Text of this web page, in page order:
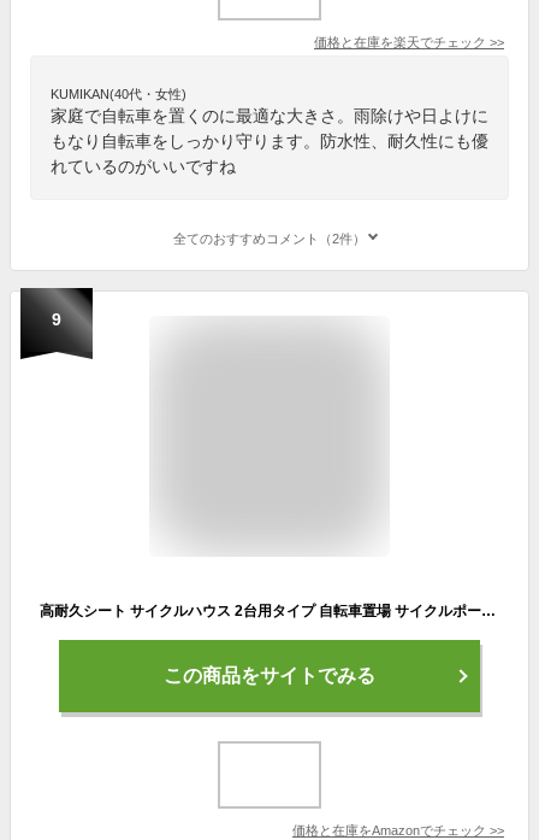
価格と在庫を楽天でチェック >>
KUMIKAN(40代・女性)
家庭で自転車を置くのに最適な大きさ。雨除けや日よけに
もなり自転車をしっかり守ります。防水性、耐久性にも優
れているのがいいですね
全てのおすすめコメント（2件）
9
高耐久シート サイクルハウス 2台用タイプ 自転車置場 サイクルポート マルチハウス SH01BJ (ベージュ)
この商品をサイトでみる
価格と在庫をAmazonでチェック >>